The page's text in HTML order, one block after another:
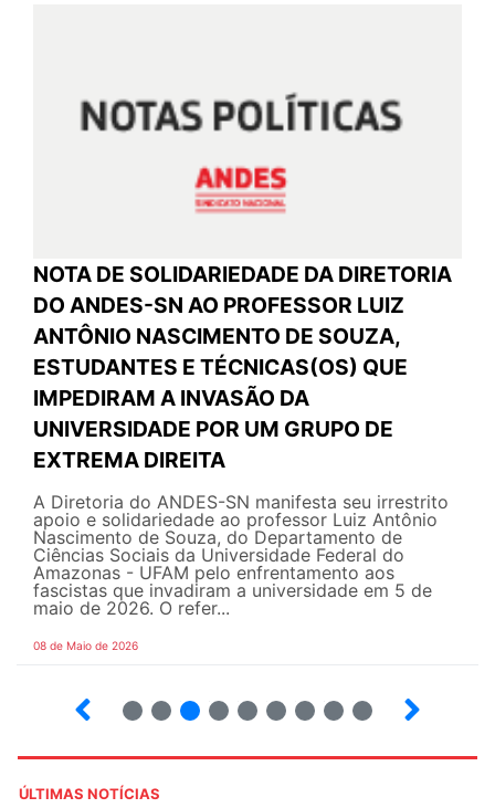
NOTA DE SOLIDARIEDADE DA DIRETORIA
DO ANDES-SN AO PROFESSOR LUIZ
ANTÔNIO NASCIMENTO DE SOUZA,
ESTUDANTES E TÉCNICAS(OS) QUE
IMPEDIRAM A INVASÃO DA
UNIVERSIDADE POR UM GRUPO DE
EXTREMA DIREITA
A Diretoria do ANDES-SN manifesta seu irrestrito
apoio e solidariedade ao professor Luiz Antônio
Nascimento de Souza, do Departamento de
Ciências Sociais da Universidade Federal do
Amazonas - UFAM pelo enfrentamento aos
fascistas que invadiram a universidade em 5 de
maio de 2026. O refer...
08 de Maio de 2026
ÚLTIMAS NOTÍCIAS